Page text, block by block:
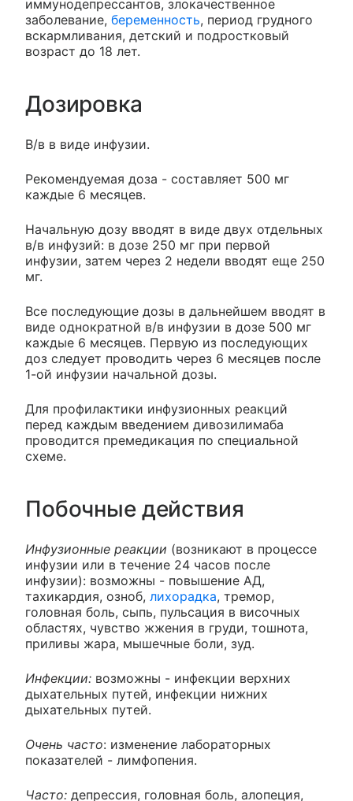
иммунодепрессантов, злокачественное
заболевание, беременность, период грудного
вскармливания, детский и подростковый
возраст до 18 лет.
Дозировка
В/в в виде инфузии.
Рекомендуемая доза - составляет 500 мг
каждые 6 месяцев.
Начальную дозу вводят в виде двух отдельных
в/в инфузий: в дозе 250 мг при первой
инфузии, затем через 2 недели вводят еще 250
мг.
Все последующие дозы в дальнейшем вводят в
виде однократной в/в инфузии в дозе 500 мг
каждые 6 месяцев. Первую из последующих
доз следует проводить через 6 месяцев после
1-ой инфузии начальной дозы.
Для профилактики инфузионных реакций
перед каждым введением дивозилимаба
проводится премедикация по специальной
схеме.
Побочные действия
Инфузионные реакции (возникают в процессе
инфузии или в течение 24 часов после
инфузии): возможны - повышение АД,
тахикардия, озноб, лихорадка, тремор,
головная боль, сыпь, пульсация в височных
областях, чувство жжения в груди, тошнота,
приливы жара, мышечные боли, зуд.
Инфекции: возможны - инфекции верхних
дыхательных путей, инфекции нижних
дыхательных путей.
Очень часто: изменение лабораторных
показателей - лимфопения.
Часто: депрессия, головная боль, алопеция,